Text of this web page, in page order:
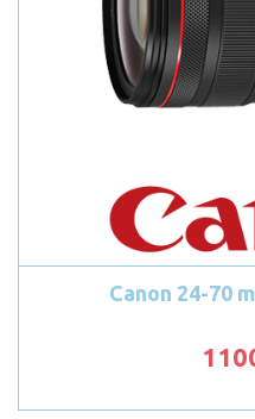
Canon 24-70